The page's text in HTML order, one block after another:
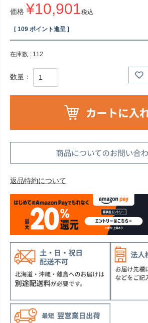
価格 ¥10,901税込
[ 109 ポイント進呈 ]
在庫数 112
返品特約について